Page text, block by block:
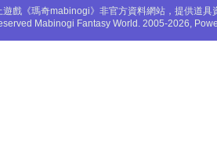
戲《瑪奇mabinogi》非官方資料網站，提供道
Mabinogi Fantasy World. 2005-2026,